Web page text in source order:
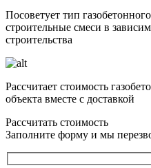
Посоветует тип
строительные смеси в
строительства
Рассчитает стоимость
объекта вместе с доставкой
Рассчитать стоимость
Заполните форму и мы